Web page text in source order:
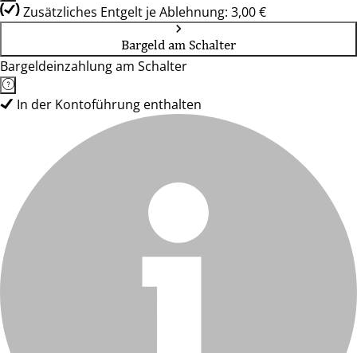
Zusätzliches Entgelt je Ablehnung: 3,00 €
Bargeld am Schalter
Bargeldeinzahlung am Schalter
In der Kontoführung enthalten